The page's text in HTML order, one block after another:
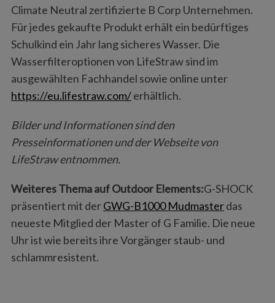
Climate Neutral zertifizierte B Corp Unternehmen.
Für jedes gekaufte Produkt erhält ein bedürftiges
Schulkind ein Jahr lang sicheres Wasser. Die
Wasserfilteroptionen von LifeStraw sind im
ausgewählten Fachhandel sowie online unter
https://eu.lifestraw.com/erhältlich.
Bilder und Informationen sind den
Presseinformationen und der Webseite von
LifeStraw entnommen.
Weiteres Thema auf Outdoor Elements:G-SHOCK
präsentiert mit derGWG-B1000 Mudmasterdas
neueste Mitglied der Master of G Familie. Die neue
Uhr ist wie bereits ihre Vorgänger staub- und
schlammresistent.
a
r
c